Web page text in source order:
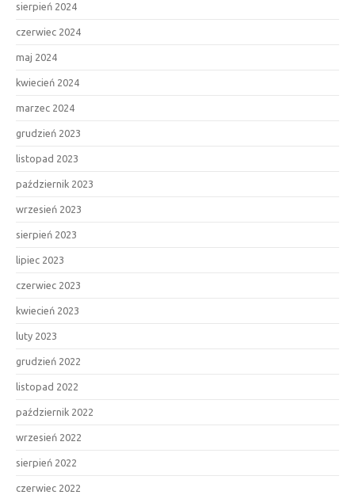
sierpień 2024
czerwiec 2024
maj 2024
kwiecień 2024
marzec 2024
grudzień 2023
listopad 2023
październik 2023
wrzesień 2023
sierpień 2023
lipiec 2023
czerwiec 2023
kwiecień 2023
luty 2023
grudzień 2022
listopad 2022
październik 2022
wrzesień 2022
sierpień 2022
czerwiec 2022